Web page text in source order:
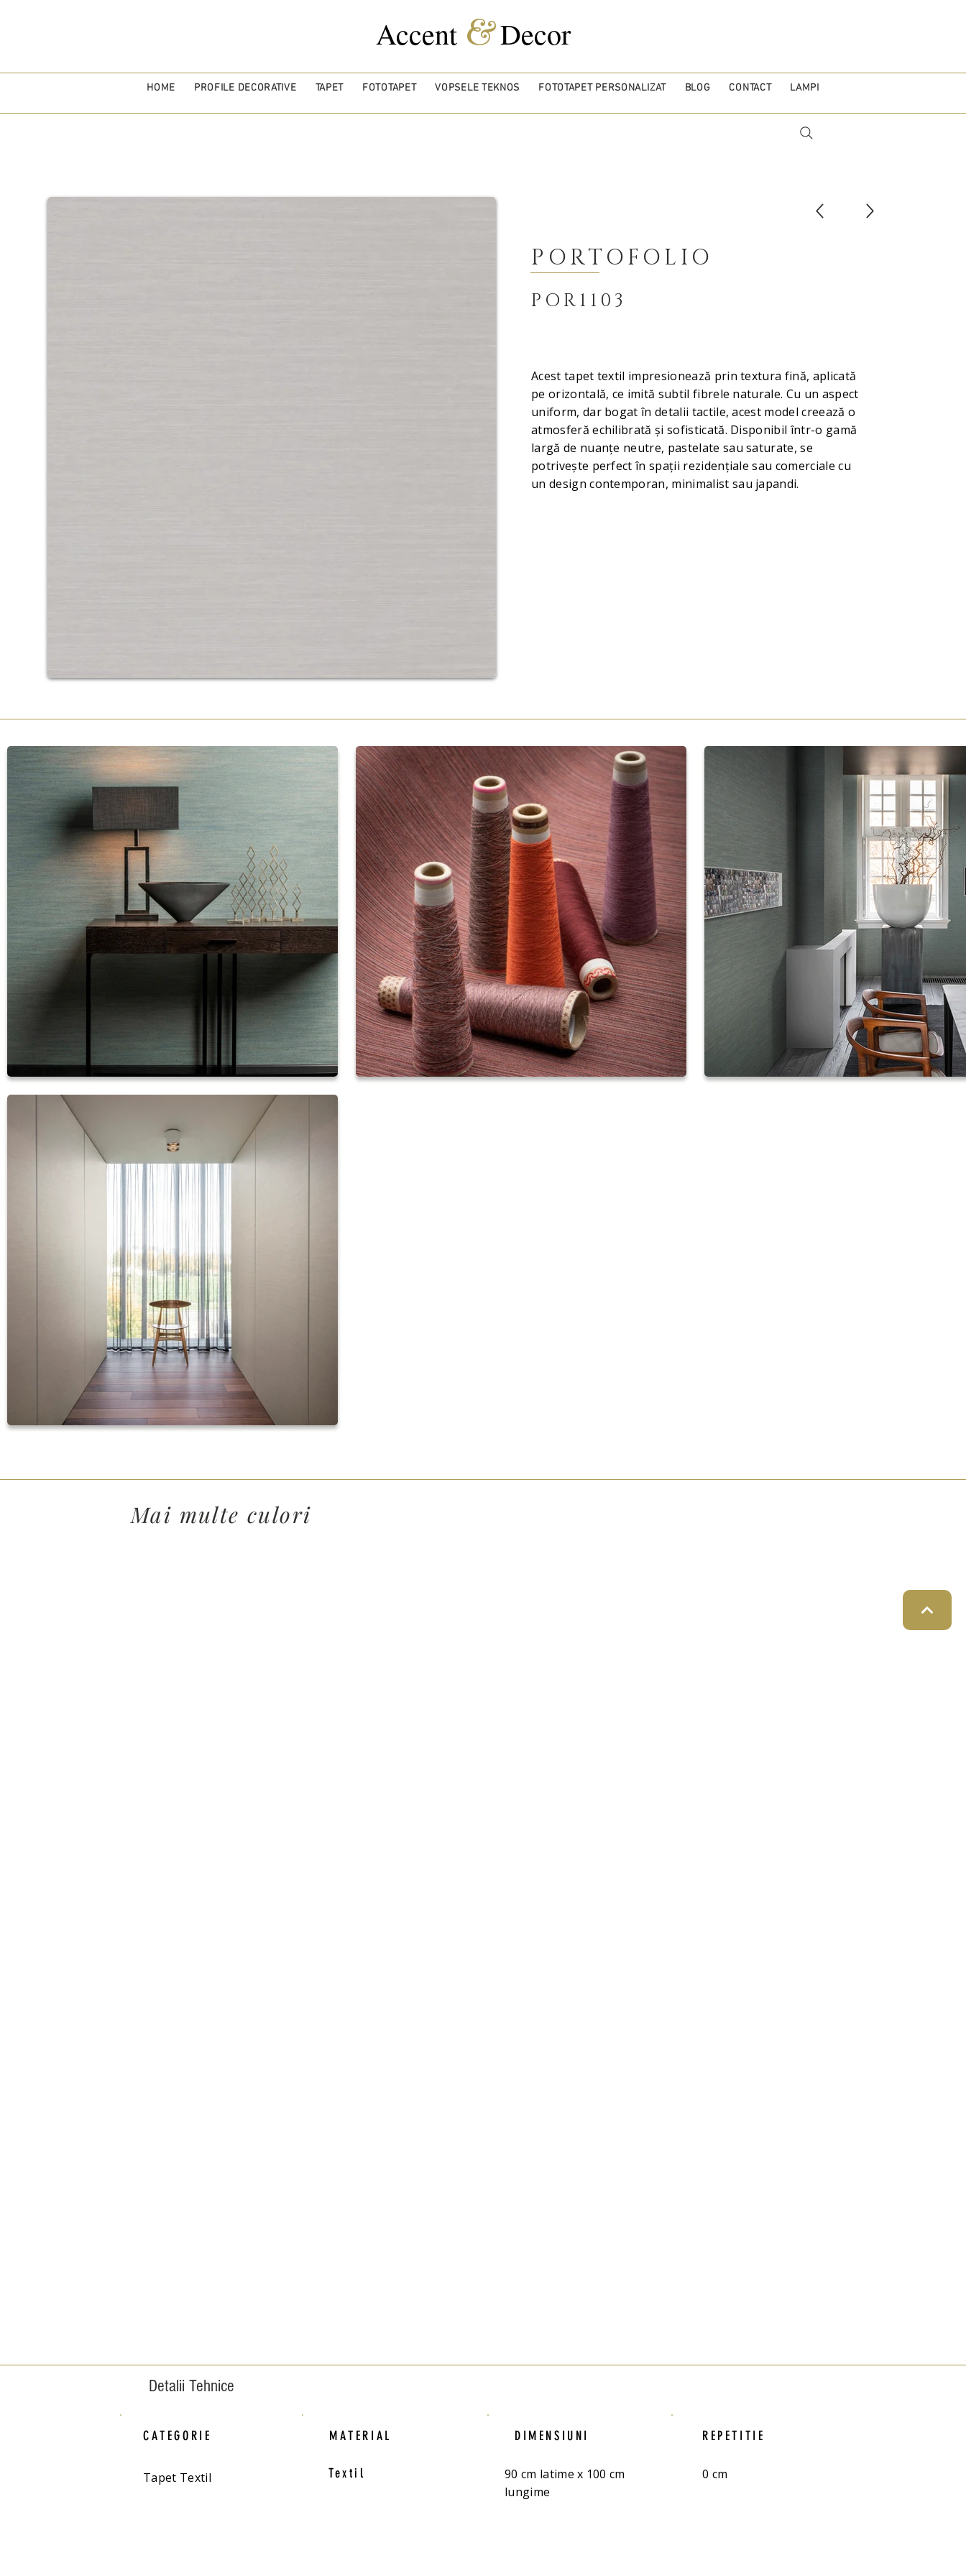
Accent &Decor
HOME PROFILE DECORATIVE TAPET FOTOTAPET VOPSELE TEKNOS FOTOTAPET PERSONALIZAT BLOG CONTACT LAMPI
PORTOFOLIO
POR1103
Acest tapet textil impresionează prin textura fină, aplicată
pe orizontală, ce imită subtil fibrele naturale. Cu un aspect
uniform, dar bogat în detalii tactile, acest model creează o
atmosferă echilibrată și sofisticată. Disponibil într-o gamă
largă de nuanțe neutre, pastelate sau saturate, se
potrivește perfect în spații rezidențiale sau comerciale cu
un design contemporan, minimalist sau japandi.
Mai multe culori
Detalii Tehnice
CATEGORIE
Tapet Textil
MATERIAL
Textil
DIMENSIUNI
90 cm latime x 100 cm
lungime
REPETITIE
0 cm